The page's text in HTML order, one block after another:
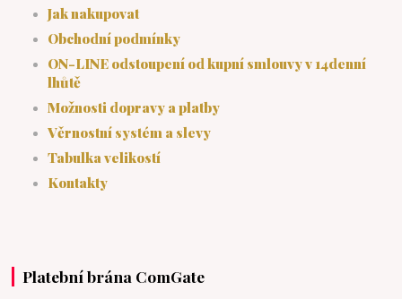
Jak nakupovat
Obchodní podmínky
ON-LINE odstoupení od kupní smlouvy v 14denní
lhůtě
Možnosti dopravy a platby
Věrnostní systém a slevy
Tabulka velikostí
Kontakty
Platební brána ComGate